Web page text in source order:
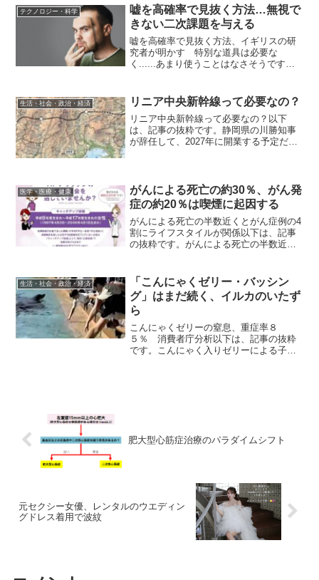
志・環境大臣(当時)...
テクノロジー・科学
嘘を高確率で見抜く方法…無視で
きない二次課題を与える
嘘を高確率で見抜く方法、イギリスの研
究者が明かす 特別な道具は必要な
く......あまり使うことはなさそうです
などの研究者たちが、効果的に相手の嘘
を見破る方法を論文で明か...
生活・社会・政治・経済 リニア中央新幹線って必要なの？
リニア中央新幹線って必要なの？以下
は、記事の抜粋です。静岡県の川勝知事
が辞任して、2027年に開業する予定だっ
Q. リニア中央新幹線...
医学・医療・健康
がんによる死亡の約30％、がん発
症の約20％は喫煙に起因する
がんによる死亡の半数近くとがん症例の4
割にライフスタイルが関係以下は、記事
の抜粋です。がんによる死亡の半数近く
が、新たな研究で明らかになった。特に
喫煙はがんの最大のリス...
生活・社会・政治・経済
「こんにゃくゼリー・バッシン
グ」はまだ続く、イルカのいたず
ら
こんにゃくゼリーの窒息、重症率８
５％ 消費者庁分析以下は、記事の抜粋
です。こんにゃく入りゼリーによる子ど
肥大型心筋症治療のパラダイムシフト
元セクシー女優、レンタルのウエディン
グドレス着用で波紋